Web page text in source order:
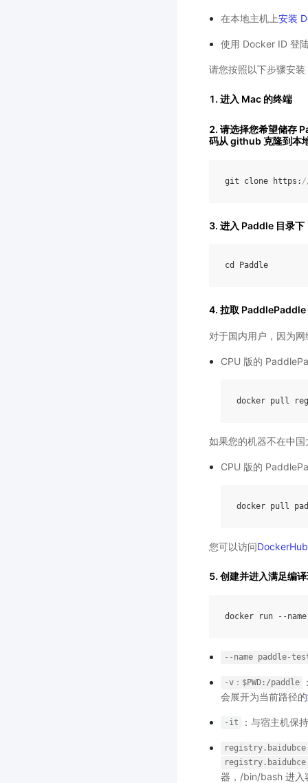
在本地主机上安装
使用 Docker ID 登
请您按照以下步骤安装
1. 进入 Mac 的终端
2. 请选择您希望储存
码从 github 克隆到本
git clone https :
3. 进入 Paddle 目录下
cd Paddle
4. 拉取 PaddlePaddle
对于国内用户，因为
CPU 版的
docker pull
如果您的机器不在中
CPU 版的
docker pull
您可以访问DockerHub
5. 创建并进入满足编
--name paddle-
-v：$PWD:/paddle
会展开为当前路径的
-it ：与宿主机保
器，/bin/bash 进入